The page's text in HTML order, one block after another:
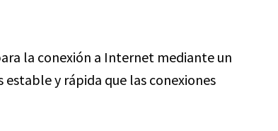
la conexión a Internet mediante un
y rápida que las conexiones